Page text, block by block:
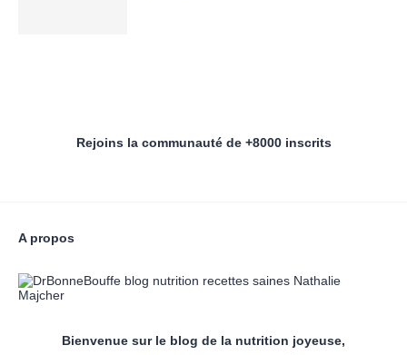
Rejoins la communauté de +8000 inscrits
A propos
Bienvenue sur le blog de la nutrition joyeuse,